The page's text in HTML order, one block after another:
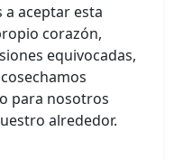
a aceptar esta
corazón,
equivocadas,
para nosotros
alrededor.